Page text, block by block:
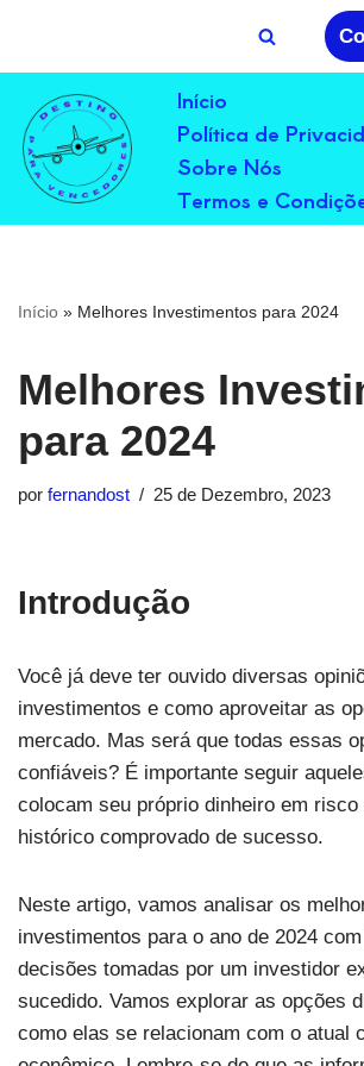
para
o
conteúdo
Início
Política de
Sobre Nós
Termos e
Início » Melhores Investimentos para 2024
Melhores
para 2024
por fernandost 25 de Dezembro, 2023
Introdução
Você já deve ter ouvido diversas
investimentos e como aproveitar as
mercado. Mas será que todas essas
confiáveis? É importante seguir
colocam seu próprio dinheiro em risco
histórico comprovado de sucesso.
Neste artigo, vamos analisar os
investimentos para o ano de 2024
decisões tomadas por um investidor
sucedido. Vamos explorar as opções
como elas se relacionam com o atual